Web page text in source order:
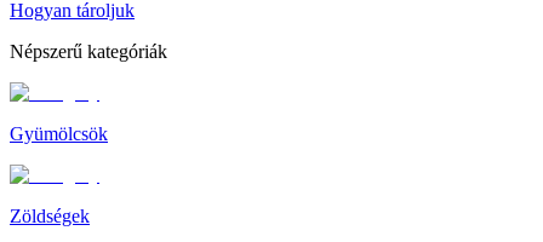
Hogyan tároljuk
Népszerű kategóriák
Gyümölcsök
Zöldségek